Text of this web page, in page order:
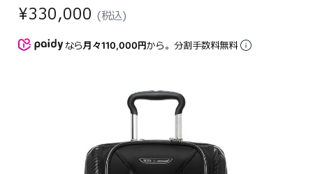
¥330,000 (税込)
なら月々110,000円から。分割手数料無料